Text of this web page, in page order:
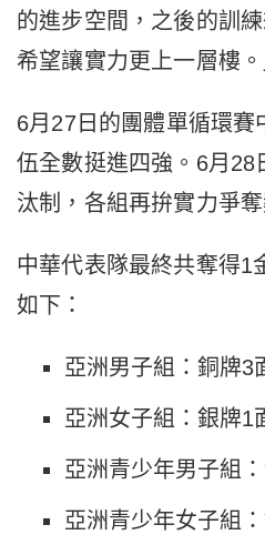
的進步空間，之後的訓
希望讓實力更上一層樓。
6月27日的團體單循環
伍全數挺進四強。6月28
汰制，各組再拚實力爭奪
中華代表隊最終共奪得1
如下：
亞洲男子組：銅牌3
亞洲女子組：銀牌1
亞洲青少年男子組
亞洲青少年女子組